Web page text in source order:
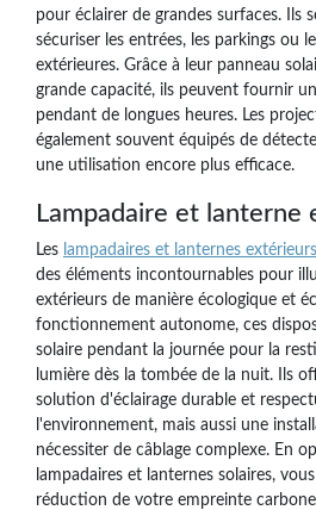
pour éclairer de grandes surfaces. Ils
sécuriser les entrées, les parkings ou
extérieures. Grâce à leur panneau
grande capacité, ils peuvent fournir
pendant de longues heures. Les
également souvent équipés de
une utilisation encore plus efficace.
Lampadaire et lanterne
Les lampadaires et lanternes
des éléments incontournables pour
extérieurs de manière écologique et
fonctionnement autonome, ces
solaire pendant la journée pour la
lumière dès la tombée de la nuit. Ils
solution d'éclairage durable et
l'environnement, mais aussi une
nécessiter de câblage complexe. En
lampadaires et lanternes solaires,
réduction de votre empreinte